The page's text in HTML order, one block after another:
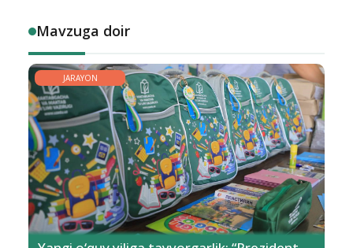
Mavzuga doir
JARAYON